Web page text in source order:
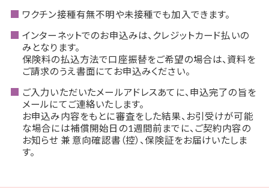
ワクチン接種有無不明や未接種でも加入できます。
インターネットでのお申込みは、クレジットカード払いの
みとなります。
保険料の払込方法で口座振替をご希望の場合は、資料を
ご請求のうえ書面にてお申込みください。
ご入力いただいたメールアドレスあてに、申込完了の旨を
メールにてご連絡いたします。
お申込み内容をもとに審査をした結果、お引受けが可能
な場合には補償開始日の1週間前までに、ご契約内容の
お知らせ 兼 意向確認書（控）、保険証をお届けいたしま
す。